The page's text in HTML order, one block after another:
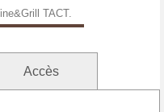
TACT.
Accès